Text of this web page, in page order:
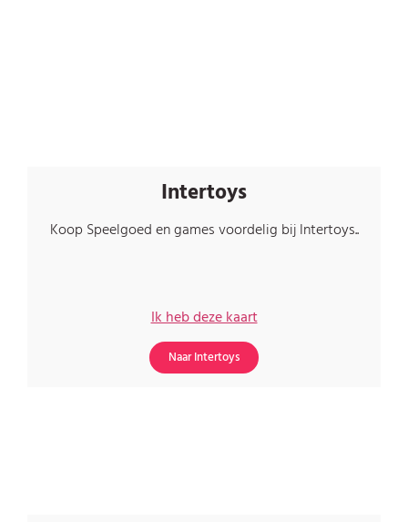
Intertoys
Koop Speelgoed en games voordelig bij Intertoys..
Ik heb deze kaart
Naar Intertoys